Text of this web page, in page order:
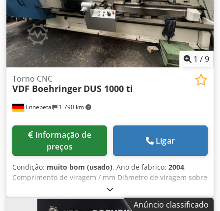
1 /9
Ennepetal 1 790 km
Torno CNC
VDF Boehringer DUS 1000 ti
preços
Ligar
Condição: muito bom (usado), Ano de fabrico: 2004,
Comprimento de viragem / mm Diâmetro de viragem sobre
a cama / mm Diâmetro de viragem sobre o suporte / mm
Controlo / Torno universal VDF Boehringer DUS 1000 ti
Codpfeud In Hsx Aclorf SOBRETAXA DE EQUIPAMENTO
Anúncio classificado